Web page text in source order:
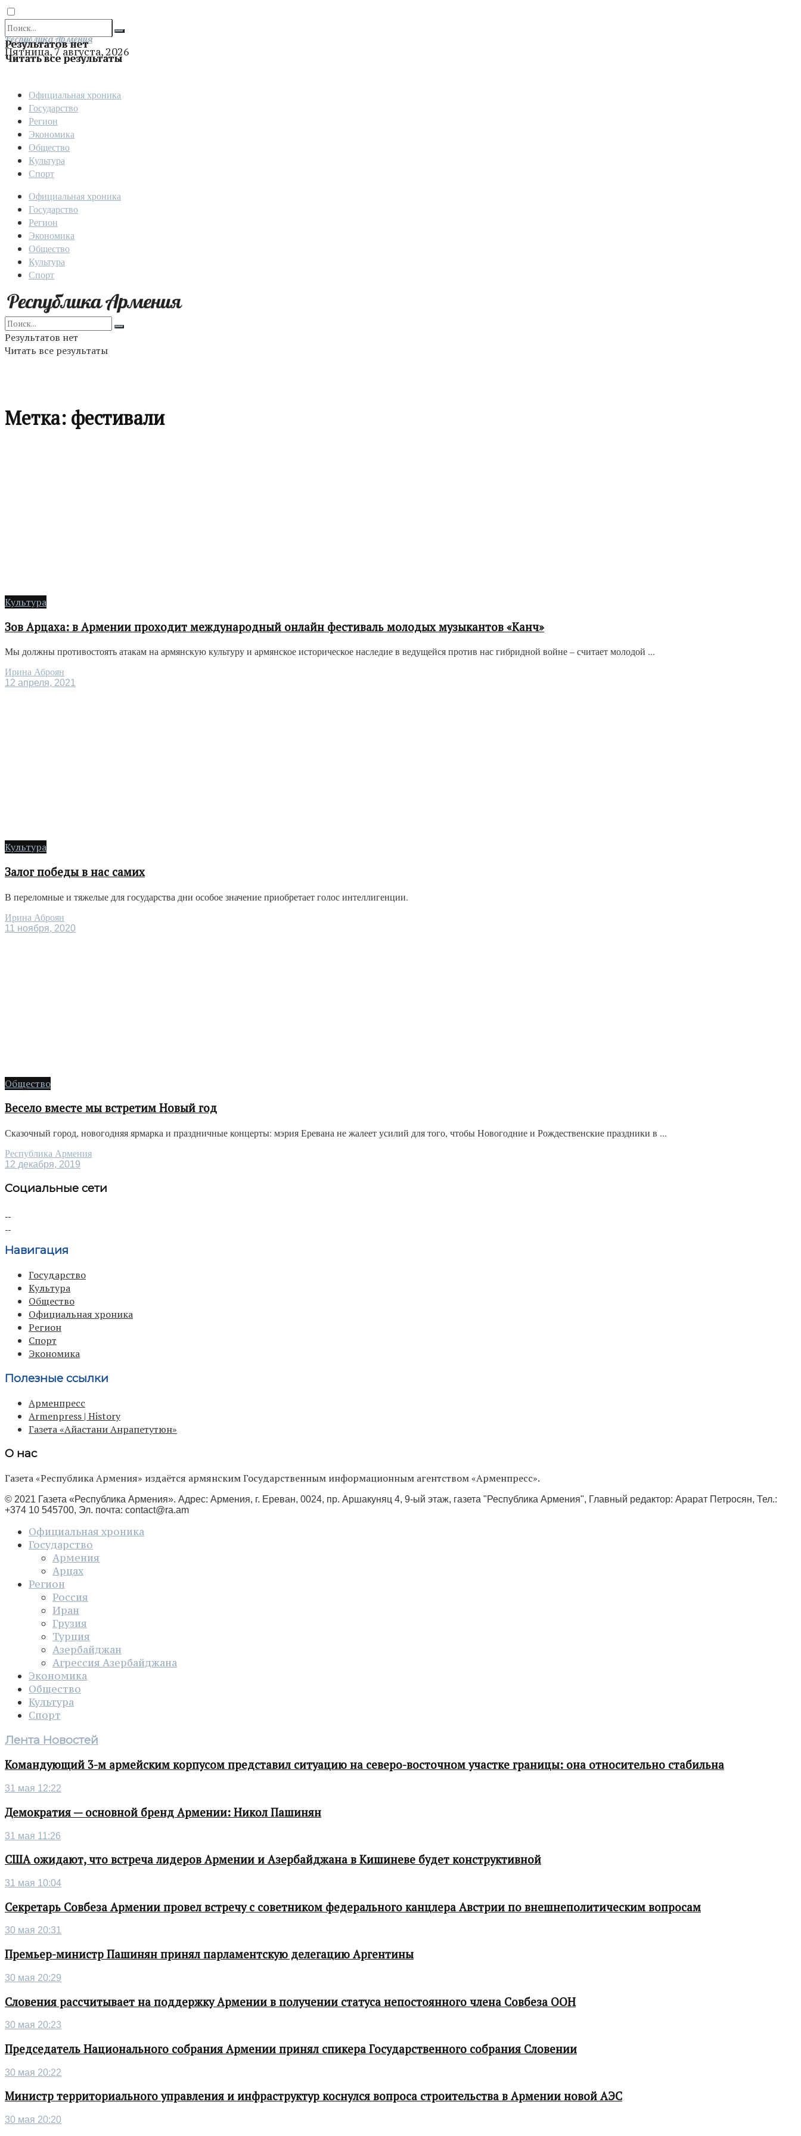
Результатов нет
Читать все результаты
Отправить
Республика Армения
Пятница, 7 августа, 2026
Официальная хроника
Государство
Регион
Экономика
Общество
Культура
Спорт
Официальная хроника
Государство
Регион
Экономика
Общество
Культура
Спорт
Результатов нет
Читать все результаты
Метка: фестивали
Культура
Зов Арцаха: в Армении проходит международный онлайн фестиваль молодых музыкантов «Канч»
Мы должны противостоять атакам на армянскую культуру и армянское историческое наследие в ведущейся против нас гибридной войне – считает молодой ...
Ирина Аброян
12 апреля, 2021
Культура
Залог победы в нас самих
В переломные и тяжелые для государства дни особое значение приобретает голос интеллигенции.
Ирина Аброян
11 ноября, 2020
Общество
Весело вместе мы встретим Новый год
Сказочный город, новогодняя ярмарка и праздничные концерты: мэрия Еревана не жалеет усилий для того, чтобы Новогодние и Рождественские праздники в ...
Республика Армения
12 декабря, 2019
Социальные сети
Навигация
Государство
Культура
Общество
Официальная хроника
Регион
Спорт
Экономика
Полезные ссылки
Арменпресс
Armenpress | History
Газета «Айастани Анрапетутюн»
О нас
Газета «Республика Армения» издаётся армянским Государственным информационным агентством «Арменпресс».
© 2021 Газета «Республика Армения». Адрес: Армения, г. Ереван, 0024, пр. Аршакуняц 4, 9-ый этаж, газета "Республика Армения", Главный редактор: Арарат Петросян, Тел.:
+374 10 545700, Эл. почта: contact@ra.am
Официальная хроника
Государство
Армения
Арцах
Регион
Россия
Иран
Грузия
Турция
Азербайджан
Агрессия Азербайджана
Экономика
Общество
Культура
Спорт
Лента Новостей
Командующий 3-м армейским корпусом представил ситуацию на северо-восточном участке границы: она относительно стабильна
31 мая 12:22
Демократия — основной бренд Армении: Никол Пашинян
31 мая 11:26
США ожидают, что встреча лидеров Армении и Азербайджана в Кишиневе будет конструктивной
31 мая 10:04
Секретарь Совбеза Армении провел встречу с советником федерального канцлера Австрии по внешнеполитическим вопросам
30 мая 20:31
Премьер-министр Пашинян принял парламентскую делегацию Аргентины
30 мая 20:29
Словения рассчитывает на поддержку Армении в получении статуса непостоянного члена Совбеза ООН
30 мая 20:23
Председатель Национального собрания Армении принял спикера Государственного собрания Словении
30 мая 20:22
Министр территориального управления и инфраструктур коснулся вопроса строительства в Армении новой АЭС
30 мая 20:20